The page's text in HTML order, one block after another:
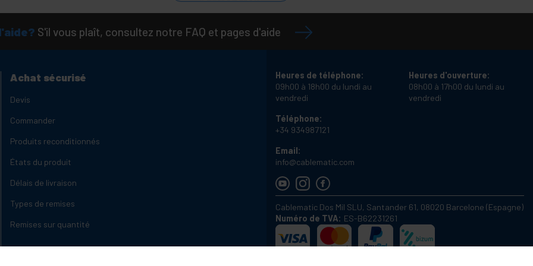
S'il vous plaît, consultez notre FAQ et pages d'aide
Achat sécurisé
Devis
Commander
Produits reconditionnés
États du produit
Délais de livraison
Types de remises
Remises sur quantité
Heures de téléphone:
09h00 à 18h00 du lundi au
vendredi
Téléphone:
+34 934987121
Email:
info@cablematic.com
Heures d'ouverture:
08h00 à 17h00 du lundi au
vendredi
Cablematic Dos Mil SLU, Santander 61, 08020 Barcelone (Espagne)
Numéro de TVA: ES-B62231261